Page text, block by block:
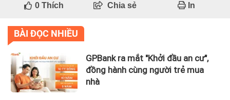
0Thích Chia sẻ In
BÀI ĐỌC NHIỀU
GPBank ra mắt "Khởi đầu an cư",
đồng hành cùng người trẻ mua
nhà